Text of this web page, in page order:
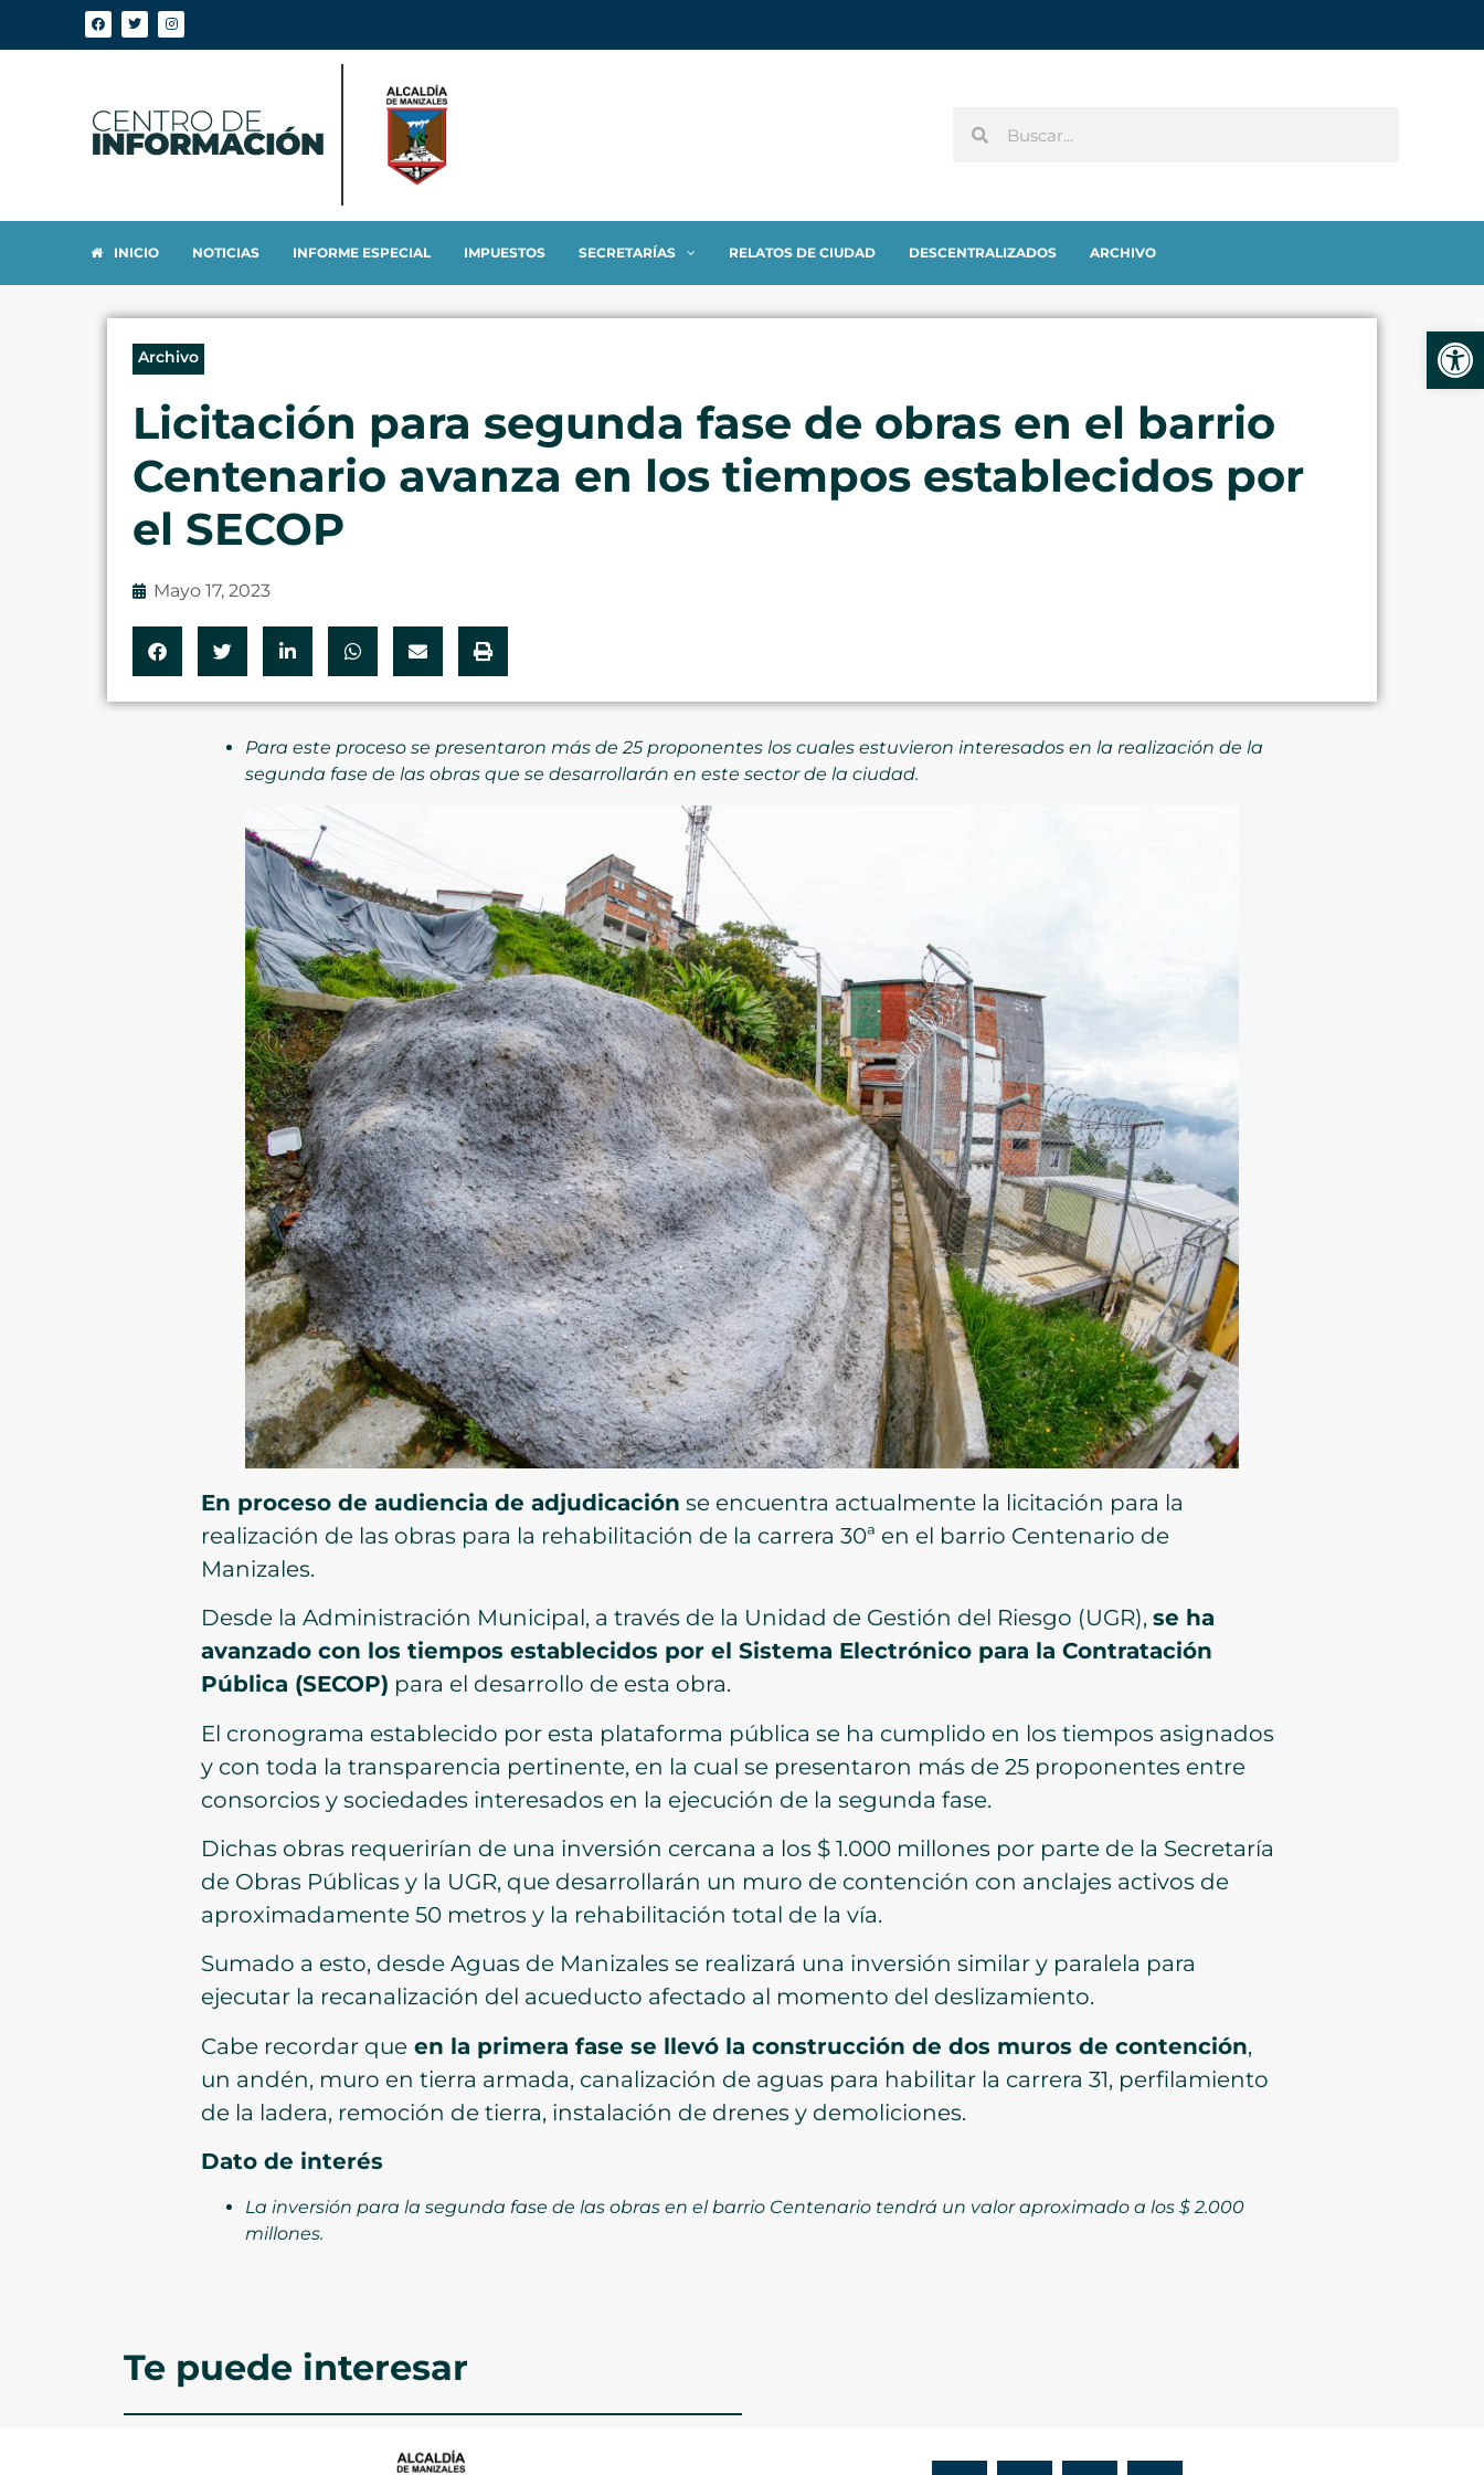
INICIO NOTICIAS INFORME ESPECIAL IMPUESTOS SECRETARÍAS RELATOS DE CIUDAD DESCENTRALIZADOS ARCHIVO
Archivo
Licitación para segunda fase de obras en el barrio
Centenario avanza en los tiempos establecidos por
el SECOP
Mayo 17, 2023
Para este proceso se presentaron más de 25 proponentes los cuales estuvieron interesados en la realización de la
segunda fase de las obras que se desarrollarán en este sector de la ciudad.
En proceso de audiencia de adjudicación se encuentra actualmente la licitación para la
realización de las obras para la rehabilitación de la carrera 30ª en el barrio Centenario de
Manizales.
Desde la Administración Municipal, a través de la Unidad de Gestión del Riesgo (UGR), se ha
avanzado con los tiempos establecidos por el Sistema Electrónico para la Contratación
Pública (SECOP) para el desarrollo de esta obra.
El cronograma establecido por esta plataforma pública se ha cumplido en los tiempos asignados
y con toda la transparencia pertinente, en la cual se presentaron más de 25 proponentes entre
consorcios y sociedades interesados en la ejecución de la segunda fase.
Dichas obras requerirían de una inversión cercana a los $ 1.000 millones por parte de la Secretaría
de Obras Públicas y la UGR, que desarrollarán un muro de contención con anclajes activos de
aproximadamente 50 metros y la rehabilitación total de la vía.
Sumado a esto, desde Aguas de Manizales se realizará una inversión similar y paralela para
ejecutar la recanalización del acueducto afectado al momento del deslizamiento.
Cabe recordar que en la primera fase se llevó la construcción de dos muros de contención,
un andén, muro en tierra armada, canalización de aguas para habilitar la carrera 31, perfilamiento
de la ladera, remoción de tierra, instalación de drenes y demoliciones.
Dato de interés
La inversión para la segunda fase de las obras en el barrio Centenario tendrá un valor aproximado a los $ 2.000
millones.
Te puede interesar